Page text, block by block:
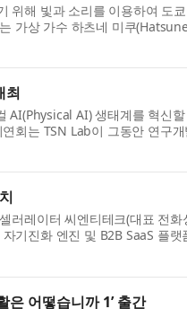
위해 빛과 소리를 이용하여 도
가상 가수 하츠네 미쿠
최
AI(Physical AI) 생태계를 혁신
회는 TSN Lab이 그동안 연구개
러레이터 씨엔티테크(대표 전화
진화 엔진 및 B2B SaaS 플랫
은 어떻습니까 1’ 출간